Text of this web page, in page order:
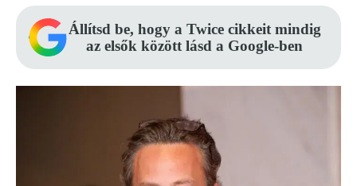
Állítsd be, hogy a Twice cikkeit mindig
az elsők között lásd a Google-ben